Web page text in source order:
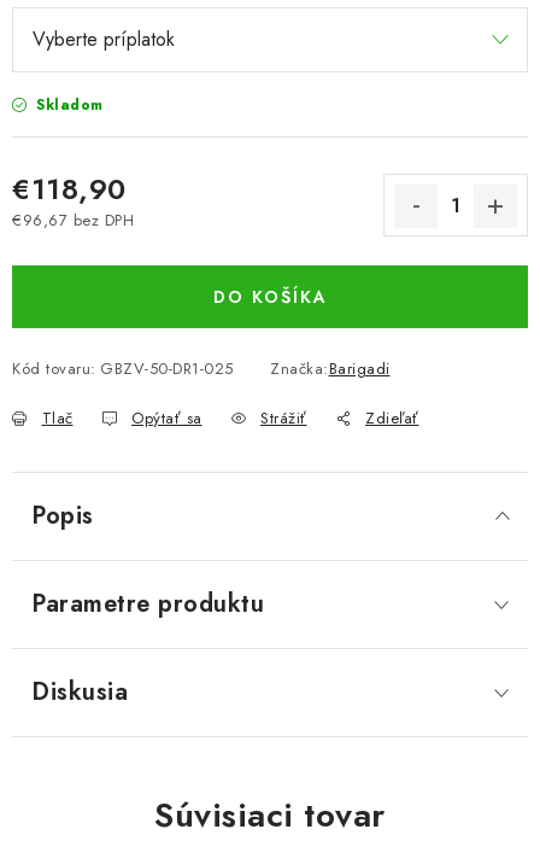
Skladom
€118,90
€96,67 bez DPH
DO KOŠÍKA
Kód tovaru: GBZV-50-DR1-025 Značka:Barigadi
Tlač Opýtať sa Strážiť Zdieľať
Popis
Parametre produktu
Diskusia
Súvisiaci tovar